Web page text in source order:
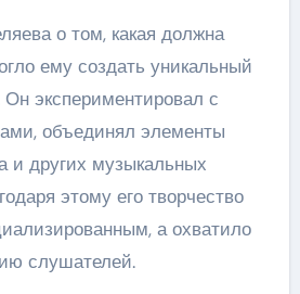
о том, какая должна
ему создать уникальный
экспериментировал с
объединял элементы
и других музыкальных
этому его творчество
а охватило
слушателей.